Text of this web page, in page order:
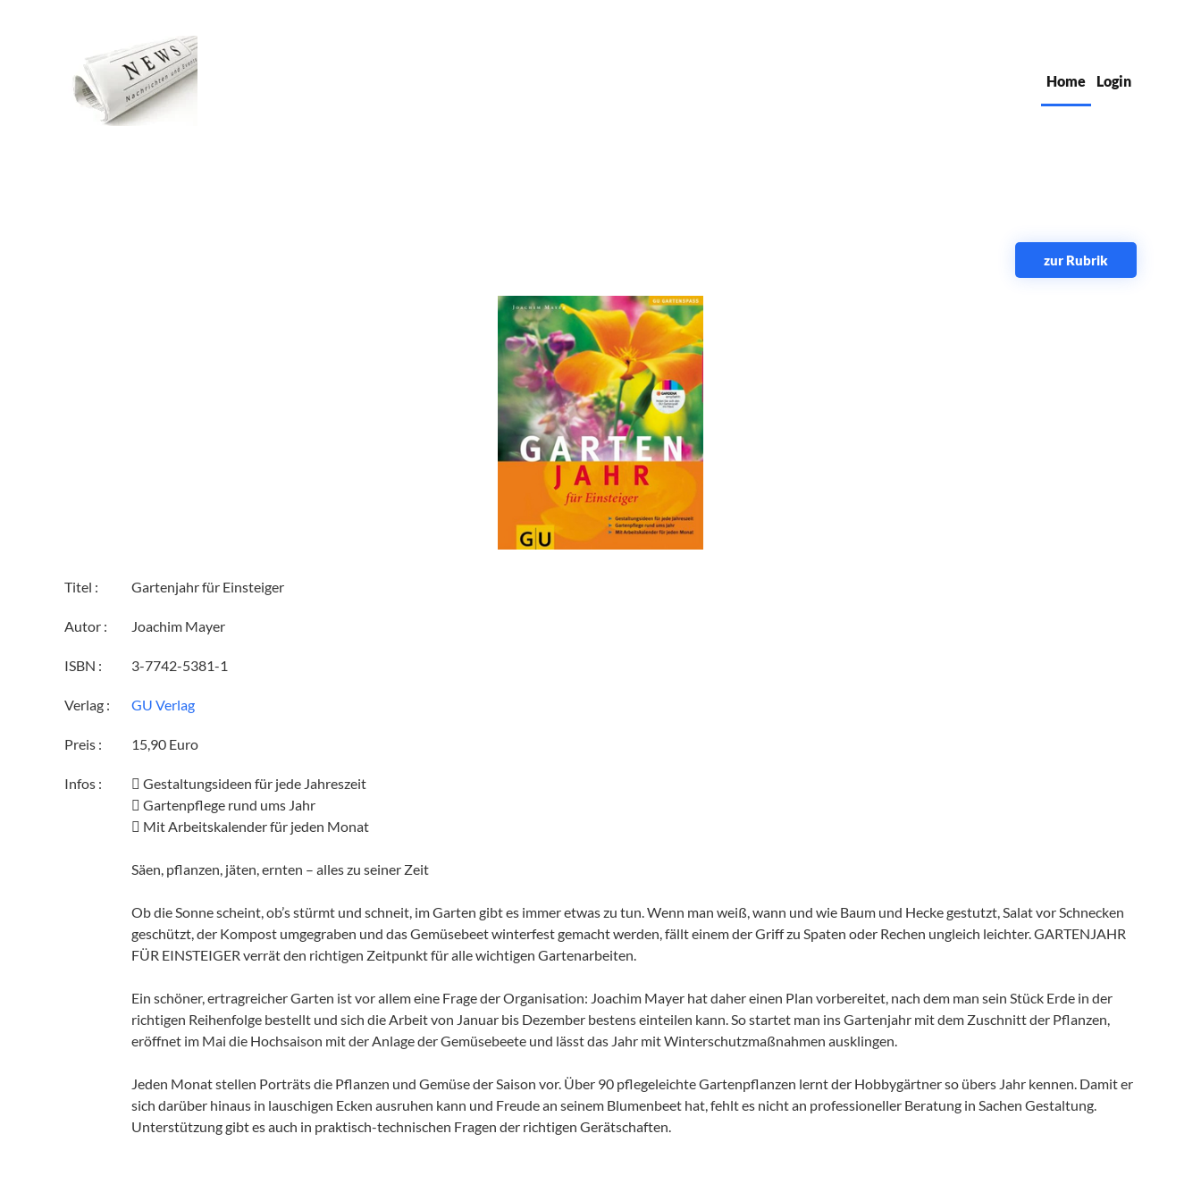
Zum Hauptinhalt springen
Home
Login
zur Rubrik
Titel : Gartenjahr für Einsteiger
Autor : Joachim Mayer
ISBN : 3-7742-5381-1
Verlag : GU Verlag
Preis : 15,90 Euro
Infos :
 Gestaltungsideen für jede Jahreszeit
 Gartenpflege rund ums Jahr
 Mit Arbeitskalender für jeden Monat
Säen, pflanzen, jäten, ernten – alles zu seiner Zeit
Ob die Sonne scheint, ob’s stürmt und schneit, im Garten gibt es immer etwas zu tun. Wenn man weiß, wann und wie Baum und Hecke gestutzt, Salat vor Schnecken
geschützt, der Kompost umgegraben und das Gemüsebeet winterfest gemacht werden, fällt einem der Griff zu Spaten oder Rechen ungleich leichter. GARTENJAHR
FÜR EINSTEIGER verrät den richtigen Zeitpunkt für alle wichtigen Gartenarbeiten.
Ein schöner, ertragreicher Garten ist vor allem eine Frage der Organisation: Joachim Mayer hat daher einen Plan vorbereitet, nach dem man sein Stück Erde in der
richtigen Reihenfolge bestellt und sich die Arbeit von Januar bis Dezember bestens einteilen kann. So startet man ins Gartenjahr mit dem Zuschnitt der Pflanzen,
eröffnet im Mai die Hochsaison mit der Anlage der Gemüsebeete und lässt das Jahr mit Winterschutzmaßnahmen ausklingen.
Jeden Monat stellen Porträts die Pflanzen und Gemüse der Saison vor. Über 90 pflegeleichte Gartenpflanzen lernt der Hobbygärtner so übers Jahr kennen. Damit er
sich darüber hinaus in lauschigen Ecken ausruhen kann und Freude an seinem Blumenbeet hat, fehlt es nicht an professioneller Beratung in Sachen Gestaltung.
Unterstützung gibt es auch in praktisch-technischen Fragen der richtigen Gerätschaften.